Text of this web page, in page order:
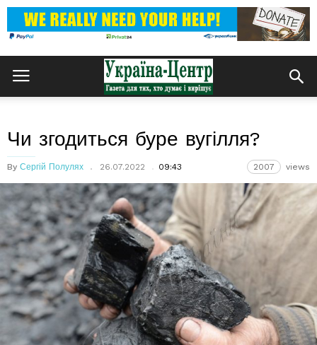
Чи згодиться буре вугілля?
By Сергій Полулях 26.07.2022 09:43 2007 views